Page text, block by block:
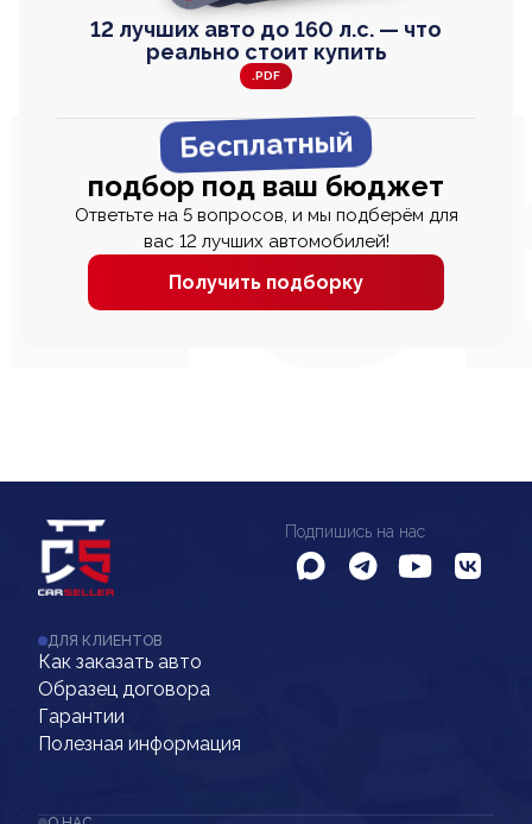
12 лучших авто до 160 л.с. — что
реально стоит купить
.PDF
Бесплатный
подбор под ваш бюджет
Ответьте на 5 вопросов, и мы подберём для
вас 12 лучших автомобилей!
Получить подборку
Подпишись на нас
ДЛЯ КЛИЕНТОВ
Как заказать авто
Образец договора
Гарантии
Полезная информация